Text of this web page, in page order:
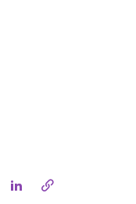
Partager sur Facebook
Partager sur LinkedIn